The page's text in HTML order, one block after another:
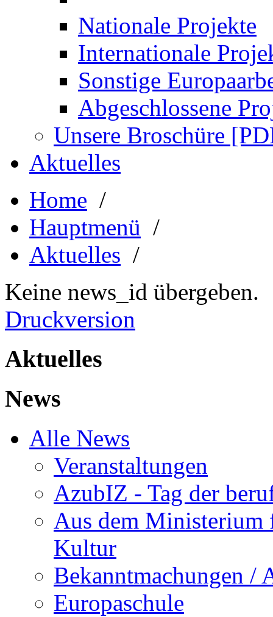
Nationale Projekte
Internationale
Sonstige
Abgeschlossene
Unsere Broschüre
Aktuelles
Home /
Hauptmenü /
Aktuelles /
Keine news_id übergeben.
Druckversion
Aktuelles
News
Alle News
Veranstaltungen
AzubIZ - Tag der
Aus dem Ministerium
Kultur
Bekanntmachungen /
Europaschule